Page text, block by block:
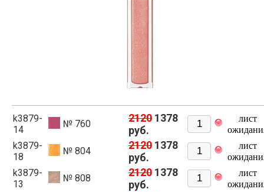
k3879-
14
№ 760 2120 1378
руб.
лист
k3879-
18
№ 804 2120 1378
руб.
лист
k3879-
13
№ 808 2120 1378
руб.
лист